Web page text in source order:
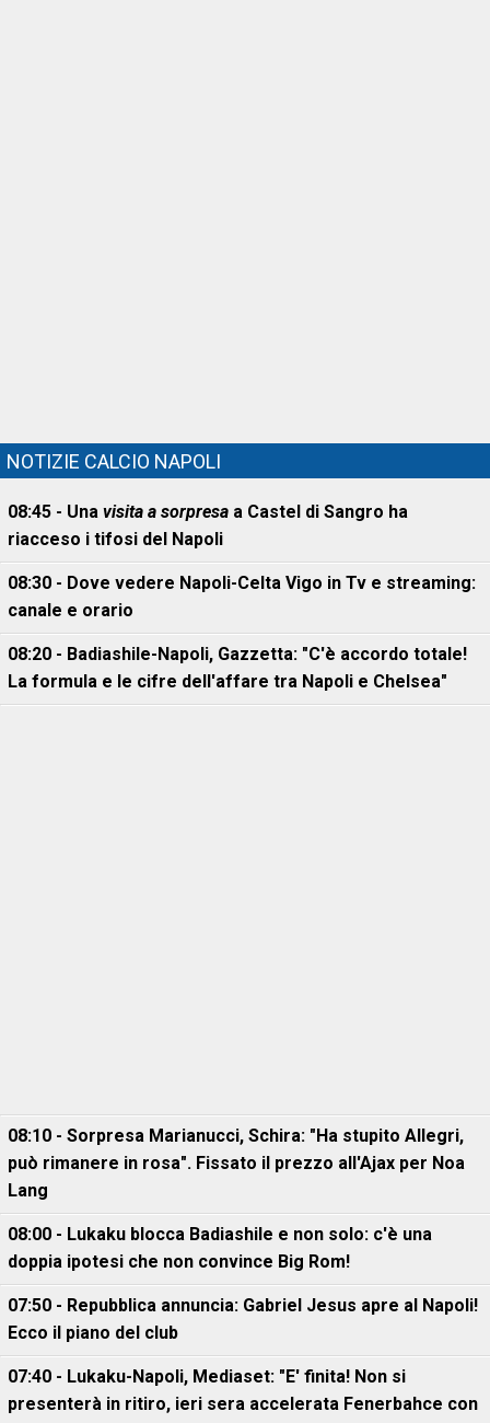
NOTIZIE CALCIO NAPOLI
08:45 - Una visita a sorpresa a Castel di Sangro ha
riacceso i tifosi del Napoli
08:30 - Dove vedere Napoli-Celta Vigo in Tv e streaming:
canale e orario
08:20 - Badiashile-Napoli, Gazzetta: "C'è accordo totale!
La formula e le cifre dell'affare tra Napoli e Chelsea"
08:10 - Sorpresa Marianucci, Schira: "Ha stupito Allegri,
può rimanere in rosa". Fissato il prezzo all'Ajax per Noa
Lang
08:00 - Lukaku blocca Badiashile e non solo: c'è una
doppia ipotesi che non convince Big Rom!
07:50 - Repubblica annuncia: Gabriel Jesus apre al Napoli!
Ecco il piano del club
07:40 - Lukaku-Napoli, Mediaset: "E' finita! Non si
presenterà in ritiro, ieri sera accelerata Fenerbahce con